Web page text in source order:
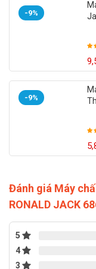
tiếng Việt và có
Bạn cũng có
giờ bật/tắt máy
Máy chấm
nhớ lưu trữ dữ
Thông số
vân tay
Sản Phẩm
Model
-9%
-9%
Đánh giá Máy
RONALD JACK
5
4
3